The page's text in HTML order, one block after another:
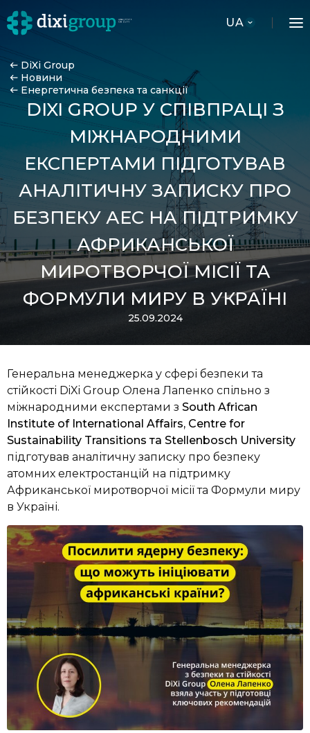
UA
DiXi Group
Новини
Енергетична безпека та санкції
DIXI GROUP У СПІВПРАЦІ З
МІЖНАРОДНИМИ
ЕКСПЕРТАМИ ПІДГОТУВАВ
АНАЛІТИЧНУ ЗАПИСКУ ПРО
БЕЗПЕКУ АЕС НА ПІДТРИМКУ
АФРИКАНСЬКОЇ
МИРОТВОРЧОЇ МІСІЇ ТА
ФОРМУЛИ МИРУ В УКРАЇНІ
25.09.2024
Генеральна менеджерка у сфері безпеки та
стійкості DiXi Group Олена Лапенко спільно з
міжнародними експертами з South African
Institute of International Affairs, Centre for
Sustainability Transitions та Stellenbosch University
підготував аналітичну записку про безпеку
атомних електростанцій на підтримку
Африканської миротворчої місії та Формули миру
в Україні.